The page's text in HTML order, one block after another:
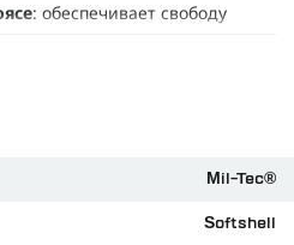
: обеспечивает свободу
коленной зоне
Mil-Tec®
Softshell